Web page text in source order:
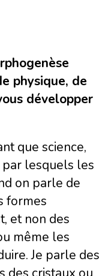
physique, de
développer
que science,
par lesquels les
on parle de
formes
et non des
même les
Je parle des